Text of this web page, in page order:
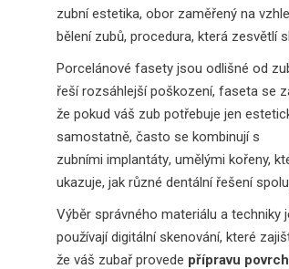
zubní estetika, obor zaměřený na
bělení zubů, procedura, která zesvětlí
Porcelánové fasety jsou odlišné od
řeší rozsáhlejší poškození, faseta se
že pokud váš zub potřebuje jen
samostatně, často se kombinují s
zubními implantáty, umělými kořeny,
ukazuje, jak různé dentální řešení
Výběr správného materiálu a
používají digitální skenování, které
že váš zubař provede přípravu